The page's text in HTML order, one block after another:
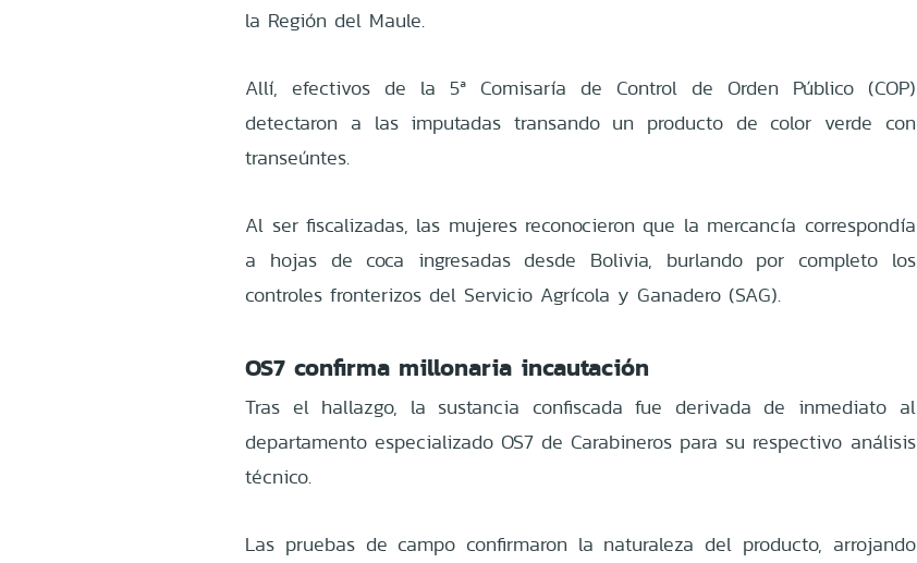
la Región del Maule.
Allí, efectivos de la 5ª Comisaría de Control de Orden Público (COP)
detectaron a las imputadas transando un producto de color verde con
transeúntes.
Al ser fiscalizadas, las mujeres reconocieron que la mercancía correspondía
a hojas de coca ingresadas desde Bolivia, burlando por completo los
controles fronterizos del Servicio Agrícola y Ganadero (SAG).
OS7 confirma millonaria incautación
Tras el hallazgo, la sustancia confiscada fue derivada de inmediato al
departamento especializado OS7 de Carabineros para su respectivo análisis
técnico.
Las pruebas de campo confirmaron la naturaleza del producto, arrojando